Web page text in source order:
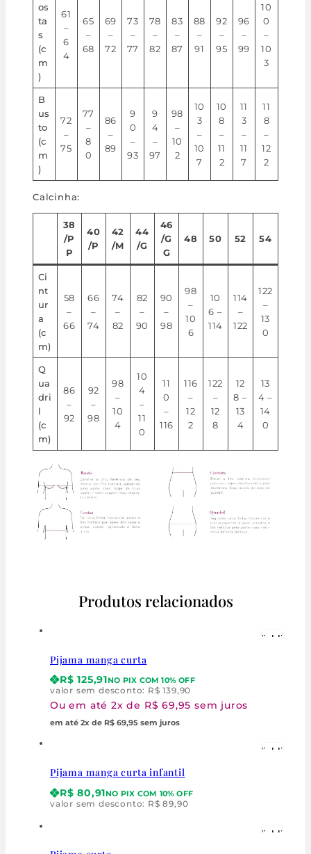
os
ta
s
(c
m
)
61
–
6
4
65
–
68
69
–
72
73
–
77
78
–
82
83
–
87
88
–
91
92
–
95
96
–
99
10
0
–
10
3
B
us
to
(c
m
)
72
–
75
77
–
8
0
86
–
89
9
0
–
93
9
4
–
97
98
–
10
2
10
3
–
10
7
10
8
–
11
2
11
3
–
11
7
11
8
–
12
2
Calcinha:
38
/P
P
40
/P
42
/M
44
/G
46
/G
G
48 50 52 54
Ci
nt
ur
a
(c
m)
58
–
66
66
–
74
74
–
82
82
–
90
90
–
98
98
–
10
6
10
6 –
114
114
–
122
122
–
13
0
Q
ua
dri
l
(c
m)
86
–
92
92
–
98
98
–
10
4
10
4
–
11
0
11
0
–
116
116
–
12
2
122
–
12
8
12
8 –
13
4
13
4 –
14
0
Produtos relacionados
Wishlist
Pijama manga curta
R$ 125,91NO PIX COM 10% OFF
valor sem desconto: R$ 139,90
Ou em até 2x de R$ 69,95 sem juros
em até 2x de R$ 69,95 sem juros
Wishlist
Pijama manga curta infantil
R$ 80,91NO PIX COM 10% OFF
valor sem desconto: R$ 89,90
Wishlist